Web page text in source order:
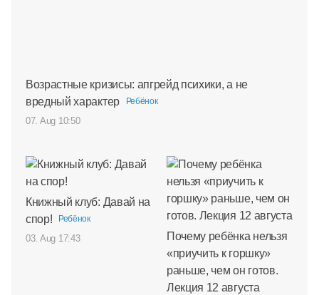
Возрастные кризисы: апгрейд психики, а не
вредный характер
Ребёнок
07. Aug 10:50
Книжный клуб: Давай на
спор!
Ребёнок
03. Aug 17:43
Почему ребёнка нельзя
«приучить к горшку»
раньше, чем он готов.
Лекция 12 августа